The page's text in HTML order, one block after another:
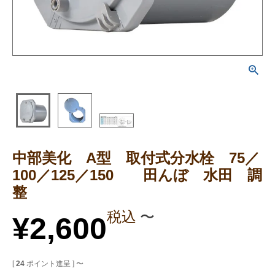
中部美化 A型 取付式分水栓 75／
100／125／150 田んぼ 水田 調
整
¥2,600税込 〜
[ 24 ポイント進呈 ] 〜